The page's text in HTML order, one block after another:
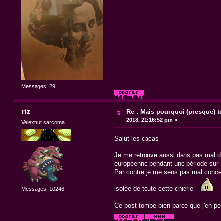
Messages: 29
riz
Velextrut sarcoma
Messages: 10246
Re : Mais pourquoi (presque)
2018, 21:16:52 pm »
Salut les cacas
Je me retrouve aussi dans pas mal
européenne pendant une période
Par contre je me sens pas mal
isolée de toute cette chierie
Ce post tombe bien parce que j'en